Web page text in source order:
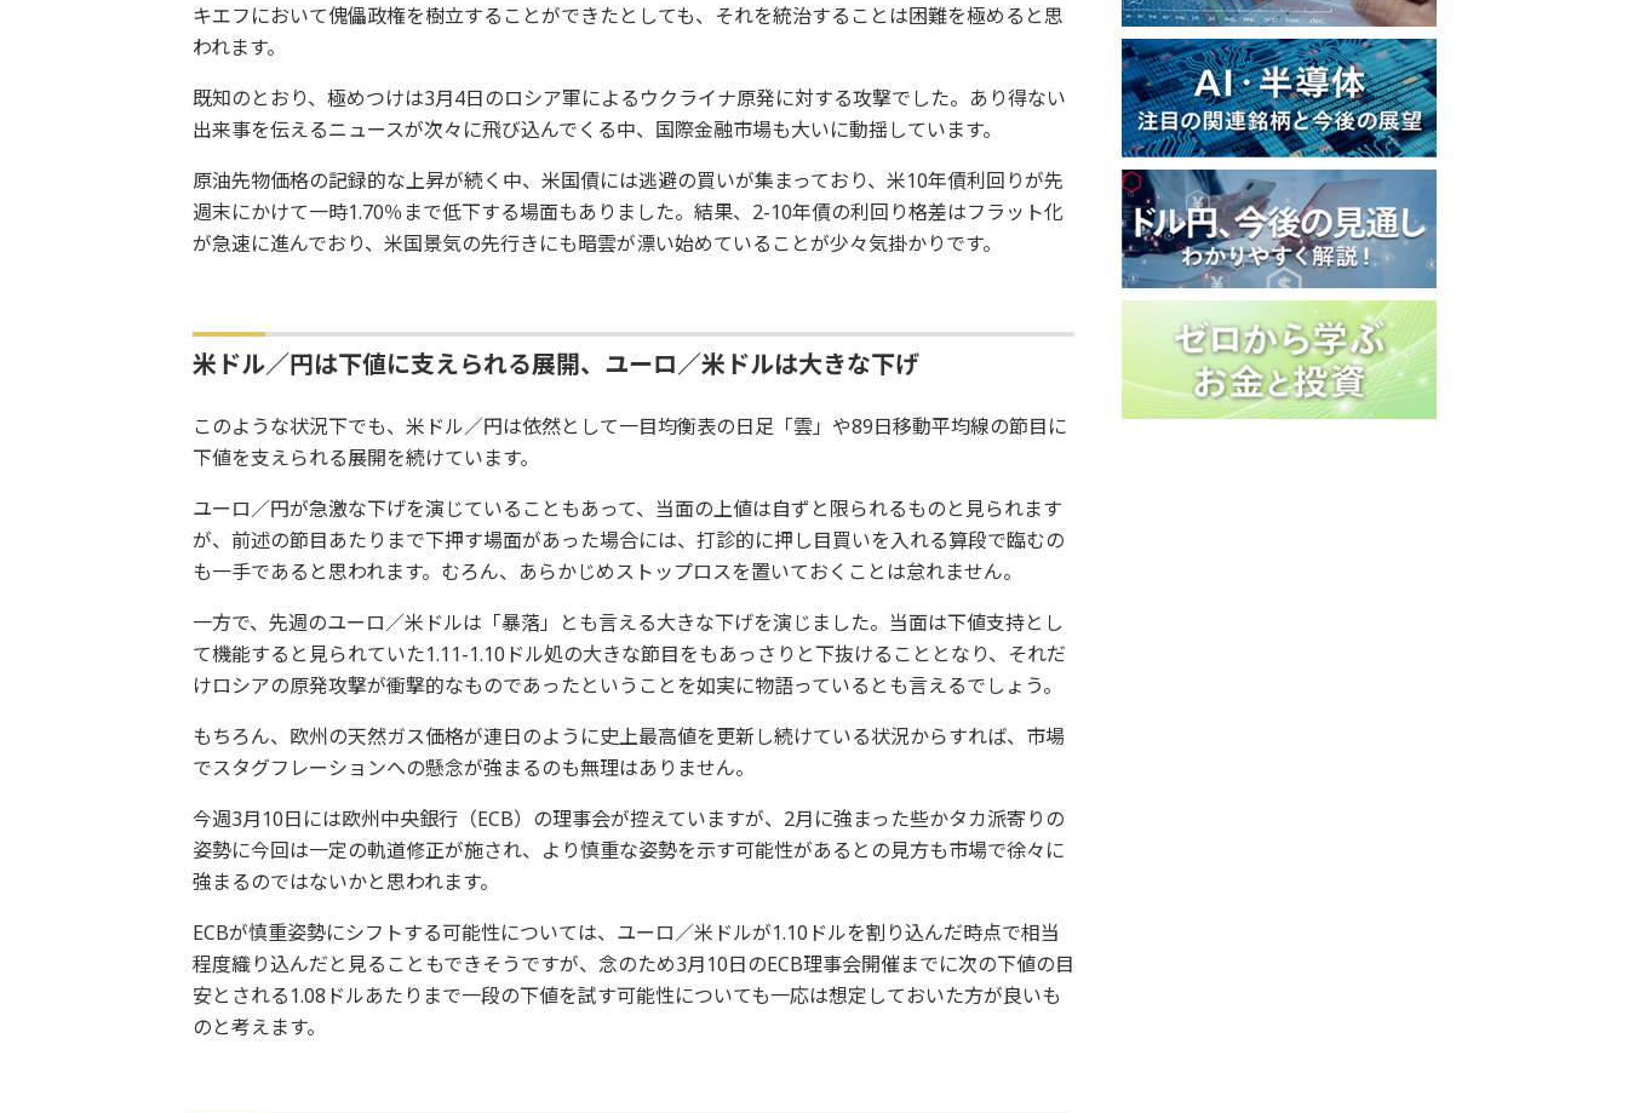
キエフにおいて傀儡政権を樹立することができたとしても、それを統治することは困難を極めると思
われます。
既知のとおり、極めつけは3月4日のロシア軍によるウクライナ原発に対する攻撃でした。あり得ない
出来事を伝えるニュースが次々に飛び込んでくる中、国際金融市場も大いに動揺しています。
原油先物価格の記録的な上昇が続く中、米国債には逃避の買いが集まっており、米10年債利回りが先
週末にかけて一時1.70％まで低下する場面もありました。結果、2-10年債の利回り格差はフラット化
が急速に進んでおり、米国景気の先行きにも暗雲が漂い始めていることが少々気掛かりです。
米ドル／円は下値に支えられる展開、ユーロ／米ドルは大きな下げ
このような状況下でも、米ドル／円は依然として一目均衡表の日足「雲」や89日移動平均線の節目に
下値を支えられる展開を続けています。
ユーロ／円が急激な下げを演じていることもあって、当面の上値は自ずと限られるものと見られます
が、前述の節目あたりまで下押す場面があった場合には、打診的に押し目買いを入れる算段で臨むの
も一手であると思われます。むろん、あらかじめストップロスを置いておくことは怠れません。
一方で、先週のユーロ／米ドルは「暴落」とも言える大きな下げを演じました。当面は下値支持とし
て機能すると見られていた1.11-1.10ドル処の大きな節目をもあっさりと下抜けることとなり、それだ
けロシアの原発攻撃が衝撃的なものであったということを如実に物語っているとも言えるでしょう。
もちろん、欧州の天然ガス価格が連日のように史上最高値を更新し続けている状況からすれば、市場
でスタグフレーションへの懸念が強まるのも無理はありません。
今週3月10日には欧州中央銀行（ECB）の理事会が控えていますが、2月に強まった些かタカ派寄りの
姿勢に今回は一定の軌道修正が施され、より慎重な姿勢を示す可能性があるとの見方も市場で徐々に
強まるのではないかと思われます。
ECBが慎重姿勢にシフトする可能性については、ユーロ／米ドルが1.10ドルを割り込んだ時点で相当
程度織り込んだと見ることもできそうですが、念のため3月10日のECB理事会開催までに次の下値の目
安とされる1.08ドルあたりまで一段の下値を試す可能性についても一応は想定しておいた方が良いも
のと考えます。